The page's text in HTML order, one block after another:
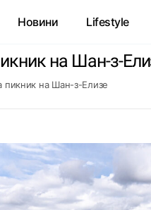
Новини Lifestyle
на Шан-з-
пикник на Шан-з-Елизе